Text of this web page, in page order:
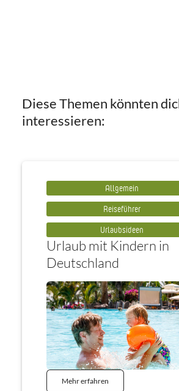
Diese Themen könnten
interessieren:
Allgemein
Reiseführer
Urlaubsideen
Urlaub mit Kindern in
Deutschland
Mehr erfahren